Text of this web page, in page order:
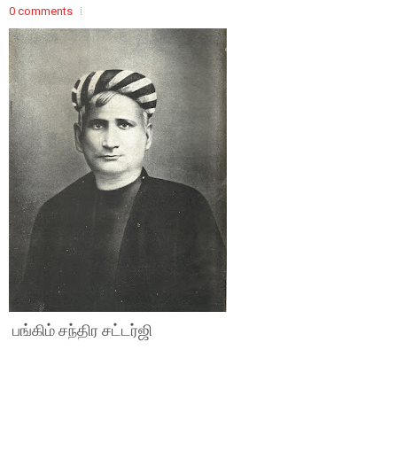
0 comments
பங்கிம் சந்திர சட்டர்ஜி